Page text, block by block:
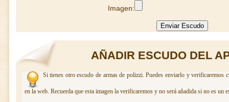
Imagen:
AÑADIR ESCUDO DEL
Si tienes otro escudo de armas de polizzi. Puedes enviarlo y verificaremos
en la web. Recuerda que esta imagen la verificaremos y no será añadida si no es un